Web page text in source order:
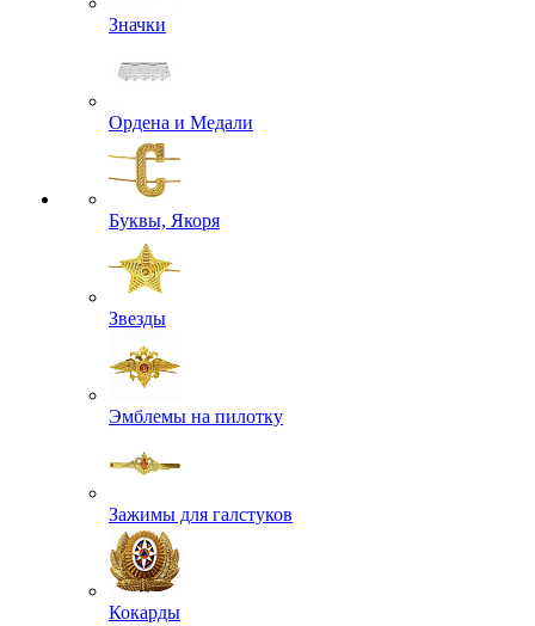
Значки
Ордена и Медали
Буквы, Якоря
Звезды
Эмблемы на пилотку
Зажимы для галстуков
Кокарды